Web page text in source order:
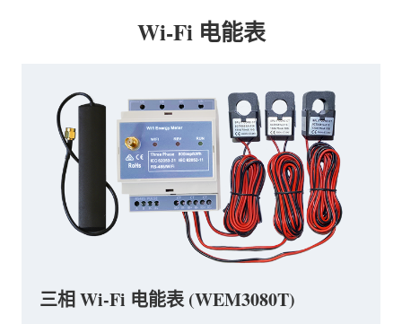
Wi-Fi 电能表
三相 Wi-Fi 电能表 (WEM3080T)